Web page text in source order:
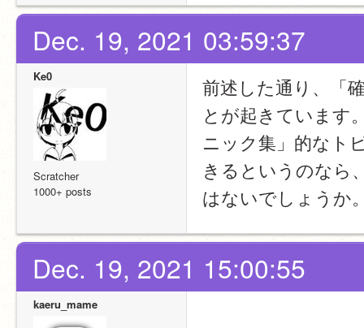
Dec. 19, 2021 03:59:37
Ke0
Scratcher
1000+ posts
前述した通り、「
とが起きています
ニック集」的なト
きるというのなら
はないでしょうか
Dec. 19, 2021 15:00:55
kaeru_mame